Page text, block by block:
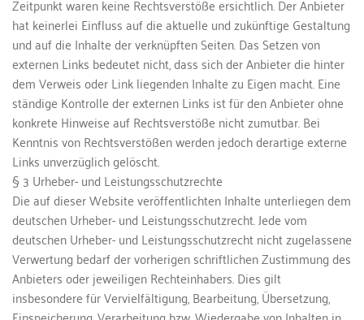
Zeitpunkt waren keine Rechtsverstöße ersichtlich. Der Anbieter
hat keinerlei Einfluss auf die aktuelle und zukünftige Gestaltung
und auf die Inhalte der verknüpften Seiten. Das Setzen von
externen Links bedeutet nicht, dass sich der Anbieter die hinter
dem Verweis oder Link liegenden Inhalte zu Eigen macht. Eine
ständige Kontrolle der externen Links ist für den Anbieter ohne
konkrete Hinweise auf Rechtsverstöße nicht zumutbar. Bei
Kenntnis von Rechtsverstößen werden jedoch derartige externe
Links unverzüglich gelöscht.
§ 3 Urheber- und Leistungsschutzrechte
Die auf dieser Website veröffentlichten Inhalte unterliegen dem
deutschen Urheber- und Leistungsschutzrecht. Jede vom
deutschen Urheber- und Leistungsschutzrecht nicht zugelassene
Verwertung bedarf der vorherigen schriftlichen Zustimmung des
Anbieters oder jeweiligen Rechteinhabers. Dies gilt
insbesondere für Vervielfältigung, Bearbeitung, Übersetzung,